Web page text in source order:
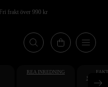
Fri frakt över 990 kr
REA INREDNING